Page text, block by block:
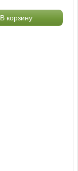
В корзину